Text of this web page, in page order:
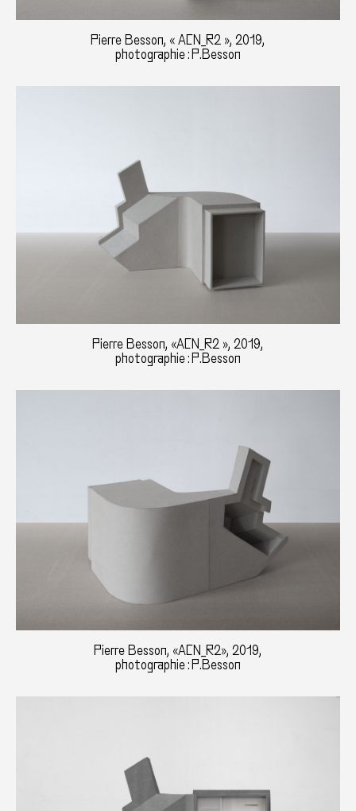
Pierre Besson, « ACN_R2 », 2019,
photographie : P.Besson
Pierre Besson, «ACN_R2 », 2019,
photographie : P.Besson
Pierre Besson, «ACN_R2», 2019,
photographie : P.Besson